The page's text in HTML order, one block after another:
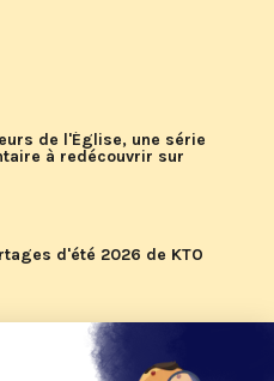
de l'Église, une série
à redécouvrir sur
d'été 2026 de KTO
du pape Léon